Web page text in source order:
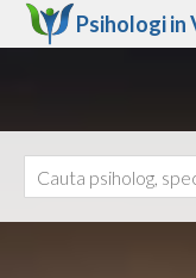
Psihologi in